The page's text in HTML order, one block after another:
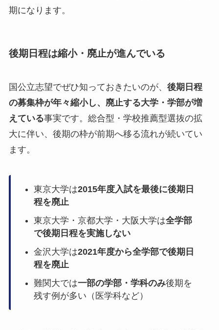
期になります。
後期日程は縮小・廃止が進んでいる
国公立志望でぜひ知っておきたいのが、 後期日程
の募集枠が年々縮小し、廃止する大学・学部が増
えている事実です。総合型・学校推薦型選抜の拡
大に伴い、後期の枠が前期へ移る流れが続いてい
ます。
東京大学は2015年度入試を最後に後期日
程を廃止
東京大学・京都大学・大阪大学は全学部
で後期日程を実施しない
金沢大学は2021年度から全学部で後期日
程を廃止
難関大では一部の学部・学科のみ後期を
残す例が多い（医学科など）